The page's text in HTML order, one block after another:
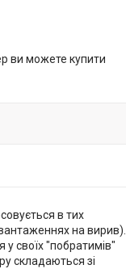
ви можете купити
в тих
на вирив).
у своїх "побратимів"
складаються зі